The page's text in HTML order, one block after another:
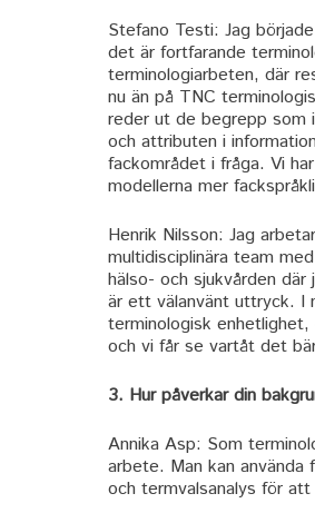
Stefano Testi: Jag
det är fortfarande
terminologiarbeten, där
nu än på TNC
reder ut de begrepp som
och attributen i
fackområdet i fråga. Vi
modellerna mer
Henrik Nilsson: Jag
multidisciplinära team
hälso- och sjukvården
är ett välanvänt uttryck. I
terminologisk
och vi får se vartåt det
3. Hur påverkar din
Annika Asp: Som
arbete. Man kan
och termvalsanalys för